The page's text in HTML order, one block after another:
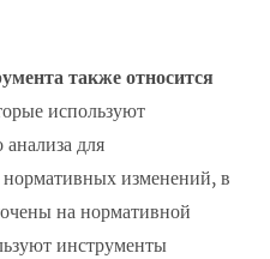
также относится
используют
для
нормативных изменений, в
на нормативной
инструменты